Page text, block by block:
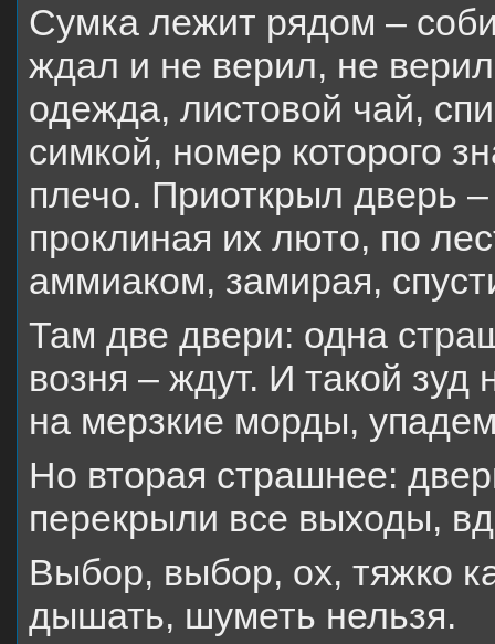
Сумка лежит рядом –
ждал и не верил, не
одежда, листовой чай,
симкой, номер которого
плечо. Приоткрыл дверь
проклиная их люто, по
аммиаком, замирая,
Там две двери: одна
возня – ждут. И такой зуд
на мерзкие морды,
Но вторая страшнее:
перекрыли все выходы,
Выбор, выбор, ох, тяжко
дышать, шуметь нельзя.